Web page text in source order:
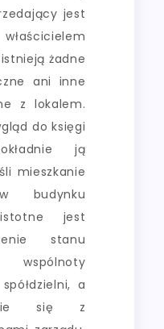
jest
żadne
ani inne
z lokalem.
do księgi
ją
mieszkanie
budynku
istotne jest
stanu
a
się z